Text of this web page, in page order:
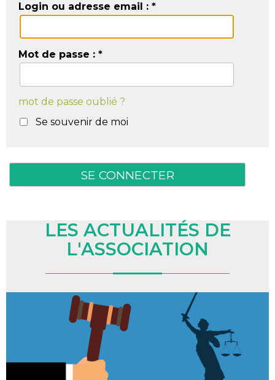
Login ou adresse email : *
Mot de passe : *
mot de passe oublié ?
Se souvenir de moi
LES ACTUALITÉS DE
L'ASSOCIATION